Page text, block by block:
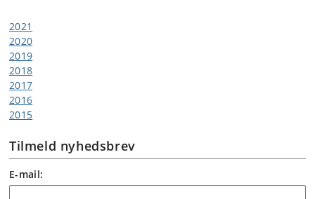
2021
2020
2019
2018
2017
2016
2015
Tilmeld nyhedsbrev
E-mail: